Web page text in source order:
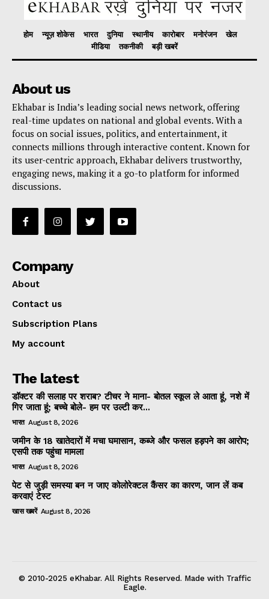
होम न्यूज़ शोकेस भारत दुनिया स्थानीय कारोबार मनोरंजन
खेल
मीडिया
तकनीकी बड़ी खबरें
About us
Ekhabar is India’s leading social news network, offering
real-time updates on national and global events. With a
focus on social issues, politics, and entertainment, it
connects millions through interactive content. Known for
its user-centric approach, Ekhabar delivers trustworthy,
engaging news, making it a go-to platform for informed
discussions.
Company
About
Contact us
Subscription Plans
My account
The latest
डॉक्टर की सलाह पर शराब? टीचर ने माना- बोतल स्कूल ले आता हूं, नशे में
गिर जाता हूं; बच्चे बोले- हम पर उल्टी कर...
भारत August 8, 2026
जमीन के 18 खातेदारों में मचा घमासान, कब्जे और फसल हड़पने का आरोप;
एसपी तक पहुंचा मामला
भारत August 8, 2026
पेट से जुड़ी समस्या बन न जाए कोलोरेक्टल कैंसर का कारण, जान लें कब
करवाएं टेस्ट
खास खबरें August 8, 2026
© 2010-2025 eKhabar. All Rights Reserved. Made with Traffic
Eagle.